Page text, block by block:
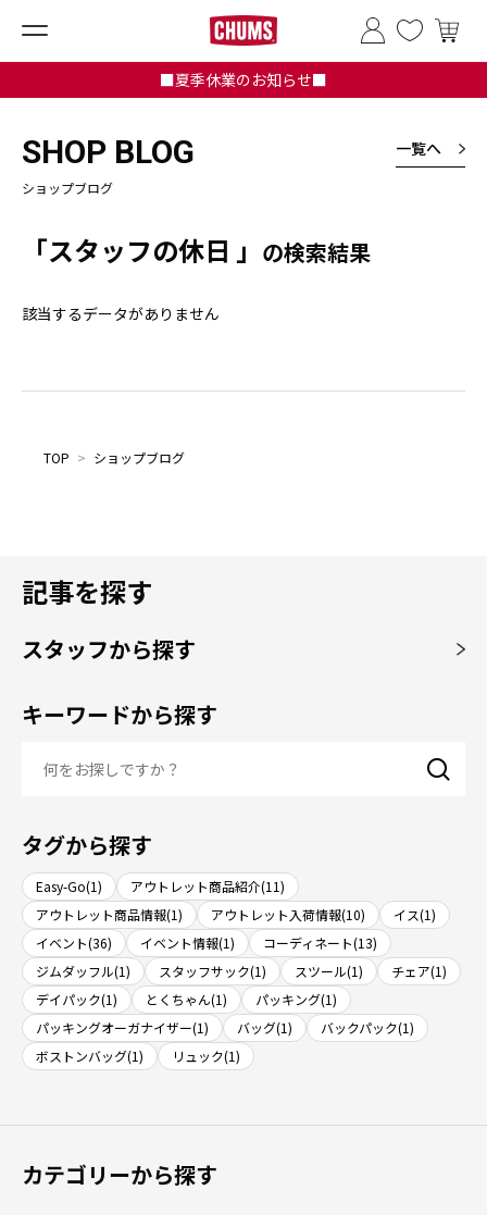
■夏季休業のお知らせ■
SHOP BLOG
ショップブログ
一覧へ
「スタッフの休日 」 の検索結果
該当するデータがありません
TOP > ショップブログ
記事を探す
スタッフから探す
キーワードから探す
タグから探す
Easy-Go(1)
アウトレット商品紹介(11)
アウトレット商品情報(1)
アウトレット入荷情報(10)
イス(1)
イベント(36)
イベント情報(1)
コーディネート(13)
ジムダッフル(1)
スタッフサック(1) スツール(1)
チェア(1)
デイパック(1)
とくちゃん(1)
パッキング(1)
パッキングオーガナイザー(1)
バッグ(1)
バックパック(1)
ボストンバッグ(1)
リュック(1)
カテゴリーから探す